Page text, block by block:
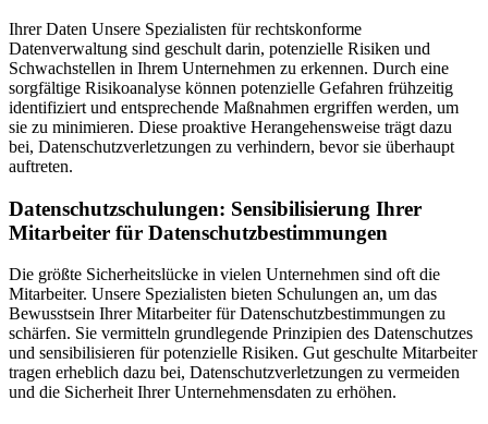
Ihrer Daten Unsere Spezialisten für rechtskonforme
Datenverwaltung sind geschult darin, potenzielle Risiken und
Schwachstellen in Ihrem Unternehmen zu erkennen. Durch eine
sorgfältige Risikoanalyse können potenzielle Gefahren frühzeitig
identifiziert und entsprechende Maßnahmen ergriffen werden, um
sie zu minimieren. Diese proaktive Herangehensweise trägt dazu
bei, Datenschutzverletzungen zu verhindern, bevor sie überhaupt
auftreten.
Datenschutzschulungen: Sensibilisierung Ihrer
Mitarbeiter für Datenschutzbestimmungen
Die größte Sicherheitslücke in vielen Unternehmen sind oft die
Mitarbeiter. Unsere Spezialisten bieten Schulungen an, um das
Bewusstsein Ihrer Mitarbeiter für Datenschutzbestimmungen zu
schärfen. Sie vermitteln grundlegende Prinzipien des Datenschutzes
und sensibilisieren für potenzielle Risiken. Gut geschulte Mitarbeiter
tragen erheblich dazu bei, Datenschutzverletzungen zu vermeiden
und die Sicherheit Ihrer Unternehmensdaten zu erhöhen.